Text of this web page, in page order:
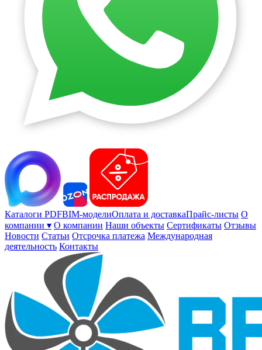
Каталоги PDFBIM-моделиОплата и доставкаПрайс-листы О
компании ▾ О компании Наши объекты Сертификаты Отзывы
Новости Статьи Отсрочка платежа Международная
деятельность Контакты